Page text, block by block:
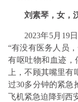
刘素琴，女，
2023年5月19
“有没有医务人员
有呕吐物和血迹，
上，不顾其嘴里
过30多分钟的紧急
飞机紧急迫降到西